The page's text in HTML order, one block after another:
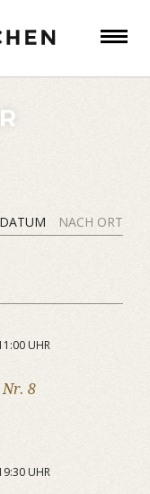
NACH ORT
UHR
8
UHR